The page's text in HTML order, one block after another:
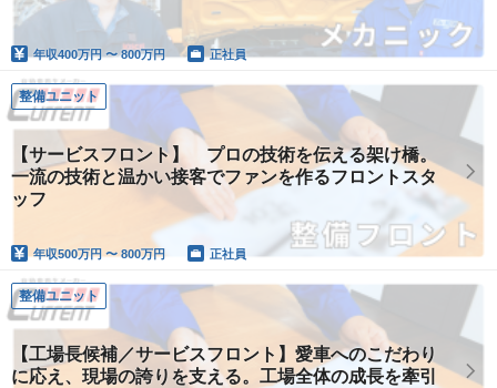
年収400万円 〜 800万円 正社員
整備ユニット
【サービスフロント】 プロの技術を伝える架け橋。
一流の技術と温かい接客でファンを作るフロントスタ
ッフ
年収500万円 〜 800万円 正社員
整備ユニット
【工場長候補／サービスフロント】愛車へのこだわり
に応え、現場の誇りを支える。工場全体の成長を牽引